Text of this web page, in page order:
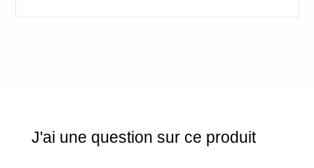
J'ai une question sur ce produit